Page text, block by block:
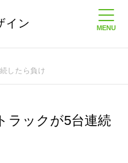
イン
したら負け
ラックが5台連続